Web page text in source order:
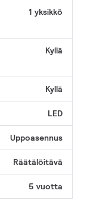
1 yksikkö
Kyllä
Kyllä
LED
Uppoasennus
Räätälöitävä
5 vuotta